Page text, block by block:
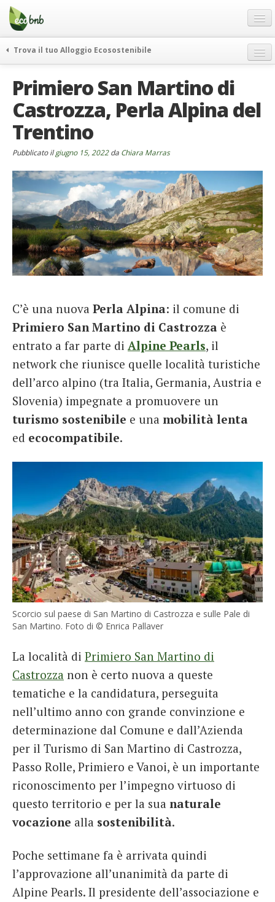
Menu
Salta
contenuto
Offerte Speciali
Regali
FAQ
Chi Siamo
Partner
Contatti
Italiano
German
English
Spanish
Italiano
Trova il tuo Alloggio Ecosostenibile
itinerari
curiosità
vivere e viaggiare verde
rassegna stampa
Primiero San Martino di
Castrozza, Perla Alpina del
Trentino
Pubblicato ilgiugno 15, 2022da Chiara Marras
C’è una nuova Perla Alpina: il comune di
Primiero San Martino di Castrozza è
entrato a far parte di Alpine Pearls, il
network che riunisce quelle località turistiche
dell’arco alpino (tra Italia, Germania, Austria e
Slovenia) impegnate a promuovere un
turismo sostenibile e una mobilità lenta
ed ecocompatibile.
Scorcio sul paese di San Martino di Castrozza e sulle Pale di
San Martino. Foto di © Enrica Pallaver
La località di Primiero San Martino di
Castrozza non è certo nuova a queste
tematiche e la candidatura, perseguita
nell’ultimo anno con grande convinzione e
determinazione dal Comune e dall’Azienda
per il Turismo di San Martino di Castrozza,
Passo Rolle, Primiero e Vanoi, è un importante
riconoscimento per l’impegno virtuoso di
questo territorio e per la sua naturale
vocazione alla sostenibilità.
Poche settimane fa è arrivata quindi
l’approvazione all’unanimità da parte di
Alpine Pearls. Il presidente dell’associazione e